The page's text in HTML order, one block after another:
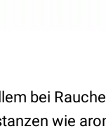
bei
wie